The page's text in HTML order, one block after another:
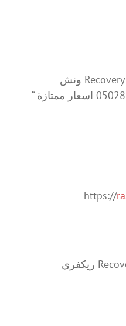
ونش
ريكفري ام القيوين 0502880234 اسعار ممتازة “
https://
24/7 Recovery mirbah Fujairah ريكفري